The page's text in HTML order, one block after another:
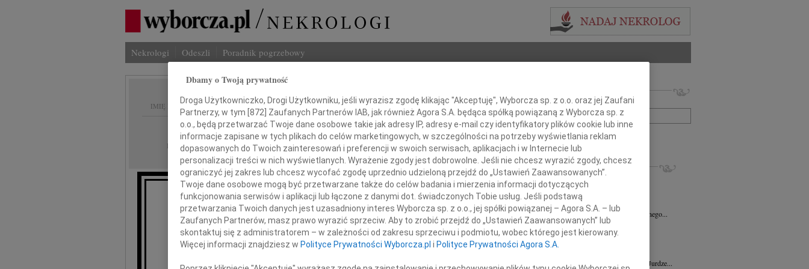
Nekrologi Odeszli Poradnik pogrzebowy
IMIĘ I NAZWISKO:
REGION: Zielona Góra
DATA EMISJI: 04.02.2013
Łącząc się w bólu składamy koleżance
Joannie Rybińskiej
oraz
Imię i nazwisko lub numer ogłoszenia:
+ szukanie zaawansowane
INNE NEKROLOGI
29.07.2026Zielona Góra
Elżbiecie Nowak Członkowi Zarządu...
23.04.2026Zielona Góra
Pani Katarzynie Hegenbarth wyrazy serdecznego...
Roman Dybowski
05.03.2026
Odszedł niezmiernie wspaniały i życzliwy...
06.02.2026
Szanownemu Panu Doktorowi Szymonowi Jurdze...
Dbamy o Twoją prywatność
Droga Użytkowniczko, Drogi Użytkowniku, jeśli wyrazisz zgodę klikając "Akceptuję", Wyborcza sp. z o.o. oraz jej Zaufani
Partnerzy, w tym [872] Zaufanych Partnerów IAB, jak również Agora S.A. będąca spółką powiązaną z Wyborcza sp. z
o.o., będą przetwarzać Twoje dane osobowe takie jak adresy IP, adresy e-mail czy identyfikatory plików cookie lub inne
informacje zapisane w tych plikach do celów marketingowych, w szczególności na potrzeby wyświetlania reklam
dopasowanych do Twoich zainteresowań i preferencji w swoich serwisach, aplikacjach i w Internecie lub
personalizacji treści w nich wyświetlanych. Wyrażenie zgody jest dobrowolne. Jeśli nie chcesz wyrazić zgody, chcesz
ograniczyć jej zakres lub chcesz wycofać zgodę uprzednio udzieloną przejdź do „Ustawień Zaawansowanych”.
Twoje dane osobowe mogą być przetwarzane także do celów badania i mierzenia informacji dotyczących
funkcjonowania serwisów i aplikacji lub łączone z danymi dot. świadczonych Tobie usług. Jeśli podstawą
przetwarzania Twoich danych jest uzasadniony interes Wyborcza sp. z o.o., jej spółki powiązanej – Agora S.A. – lub
Zaufanych Partnerów, masz prawo wyrazić sprzeciw. Aby to zrobić przejdź do „Ustawień Zaawansowanych” lub
skontaktuj się z administratorem – w zależności od zakresu sprzeciwu i podmiotu, wobec którego jest kierowany.
Więcej informacji znajdziesz w Polityce Prywatności Wyborcza.pl i Polityce Prywatności Agora S.A.